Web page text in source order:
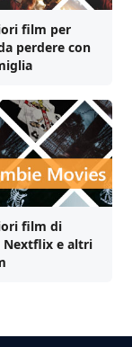
film per
perdere con
film di
Nextflix e altri